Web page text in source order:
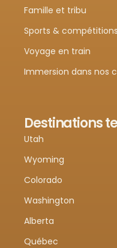
Famille et tribu
Sports & compétitions
Voyage en train
Immersion dans nos
Destinations
Utah
Wyoming
Colorado
Washington
Alberta
Québec